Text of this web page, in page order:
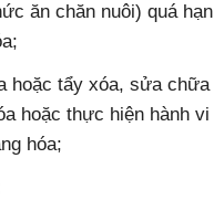
ăn chăn nuôi) quá hạn
hoặc tẩy xóa, sửa chữa
hoặc thực hiện hành vi
hóa;